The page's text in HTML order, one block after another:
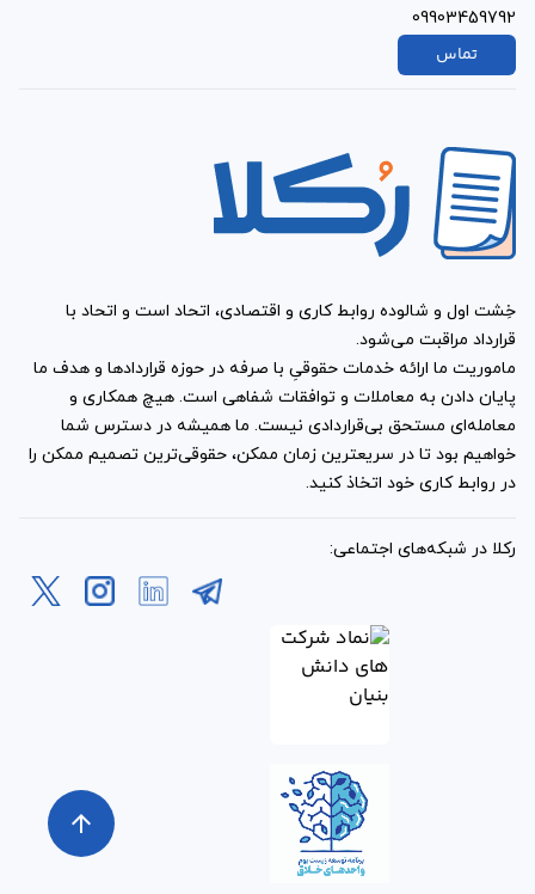
09903459792
تماس
خِشت اول و شالوده روابط کاری و اقتصادی، اتحاد است و اتحاد با
قرارداد مراقبت می‌شود.
ماموریت ما ارائه خدمات حقوقیِ با صرفه در حوزه قراردادها و هدف ما
پایان دادن به معاملات و توافقات شفاهی است. هیچ همکاری و
معامله‌ای مستحق بی‌قراردادی نیست. ما همیشه در دسترس شما
خواهیم بود تا در سریعترین زمان ممکن، حقوقی‌ترین تصمیم ممکن را
در روابط کاری خود اتخاذ کنید.
رکلا در شبکه‌های اجتماعی:
arrow_upward